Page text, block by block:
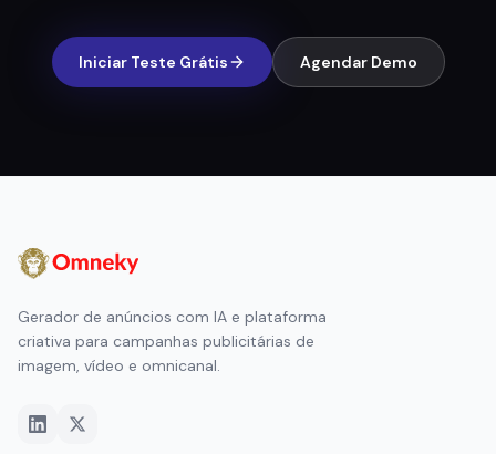
Iniciar Teste Grátis Agendar Demo
Gerador de anúncios com IA e plataforma
criativa para campanhas publicitárias de
imagem, vídeo e omnicanal.